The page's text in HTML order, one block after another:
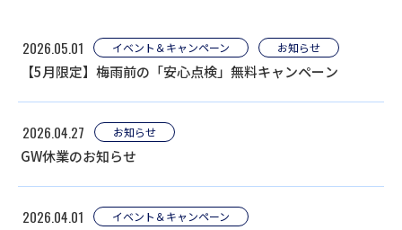
2026.05.01 イベント＆キャンペーン お知らせ
【5月限定】梅雨前の「安心点検」無料キャンペーン
2026.04.27 お知らせ
GW休業のお知らせ
2026.04.01 イベント＆キャンペーン